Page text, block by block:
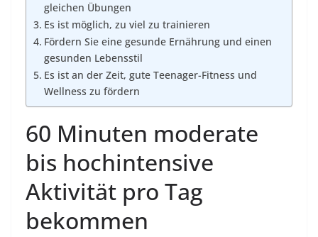
gleichen Übungen
Es ist möglich, zu viel zu trainieren
Fördern Sie eine gesunde Ernährung und einen
gesunden Lebensstil
Es ist an der Zeit, gute Teenager-Fitness und
Wellness zu fördern
60 Minuten moderate
bis hochintensive
Aktivität pro Tag
bekommen